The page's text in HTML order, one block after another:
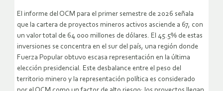
El informe del OCM para el primer semestre de 2026 señala
que la cartera de proyectos mineros activos asciende a 67, con
un valor total de 64 000 millones de dólares. El 45.5% de estas
inversiones se concentra en el sur del país, una región donde
Fuerza Popular obtuvo escasa representación en la última
elección presidencial. Este desbalance entre el peso del
territorio minero y la representación política es considerado